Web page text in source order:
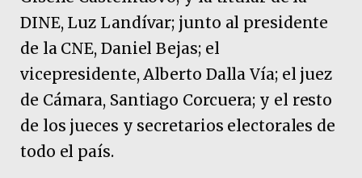
DINE, Luz Landívar; junto al presidente
de la CNE, Daniel Bejas; el
vicepresidente, Alberto Dalla Vía; el juez
de Cámara, Santiago Corcuera; y el resto
de los jueces y secretarios electorales de
todo el país.